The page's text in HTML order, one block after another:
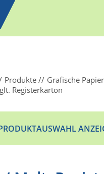
Produkte
Grafische
Registerkarton